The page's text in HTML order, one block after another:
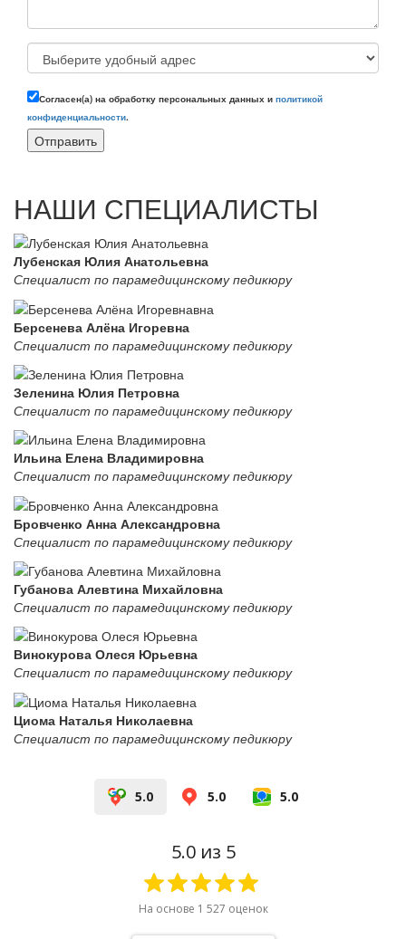
Согласен(а) на обработку персональных данных и политикой
конфиденциальности.
НАШИ СПЕЦИАЛИСТЫ
Лубенская Юлия Анатольевна
Специалист по парамедицинскому педикюру
Берсенева Алёна Игоревна
Специалист по парамедицинскому педикюру
Зеленина Юлия Петровна
Специалист по парамедицинскому педикюру
Ильина Елена Владимировна
Специалист по парамедицинскому педикюру
Бровченко Анна Александровна
Специалист по парамедицинскому педикюру
Губанова Алевтина Михайловна
Специалист по парамедицинскому педикюру
Винокурова Олеся Юрьевна
Специалист по парамедицинскому педикюру
Циома Наталья Николаевна
Специалист по парамедицинскому педикюру
5.0 5.0 5.0
5.0из 5
На основе 1 527 оценок